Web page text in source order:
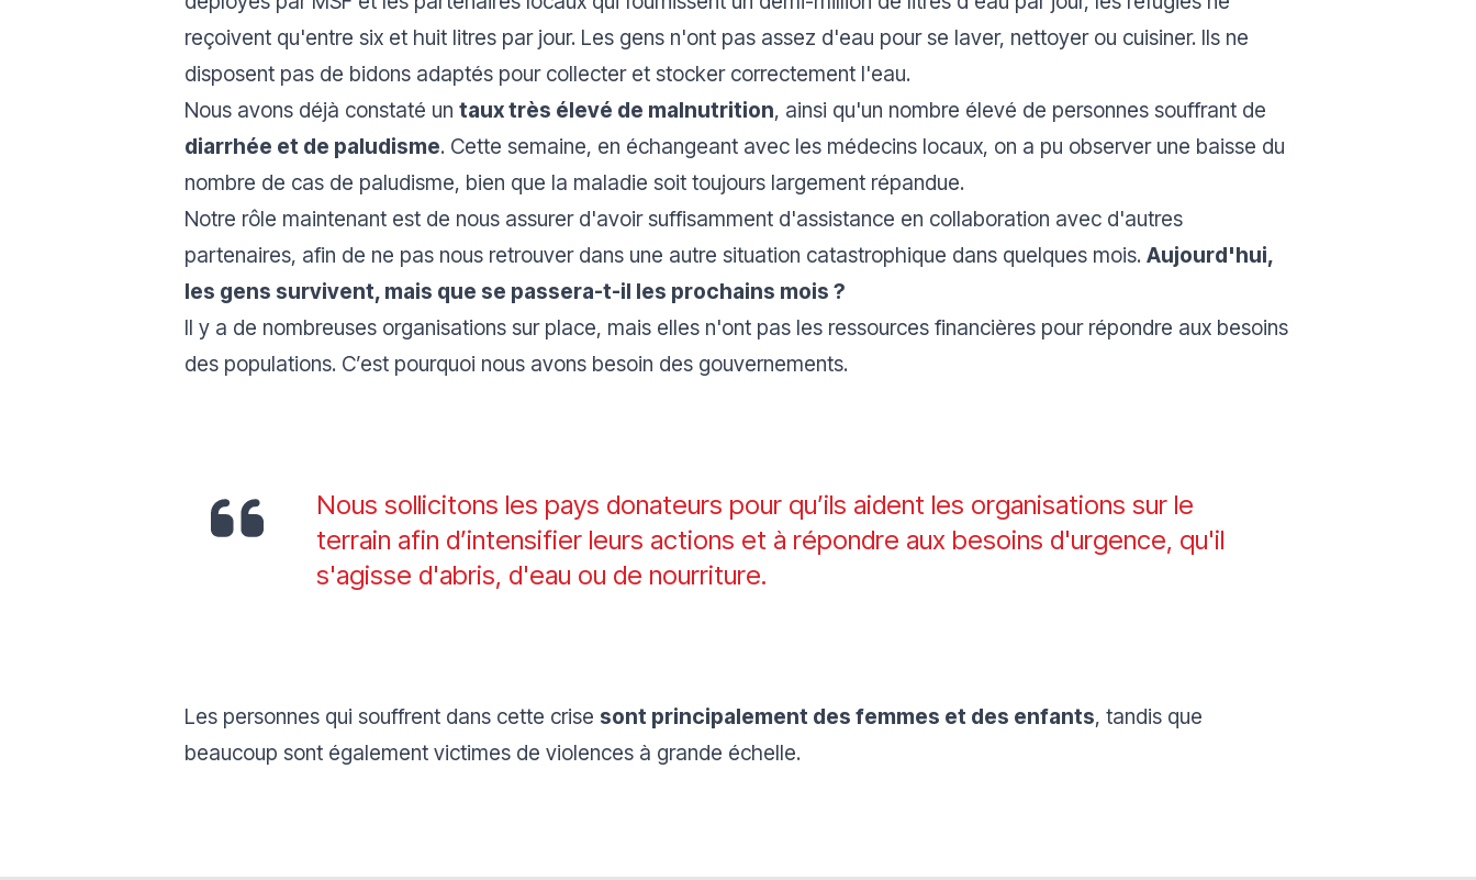
reçoivent qu'entre six et huit litres par jour. Les gens n'ont pas assez d'eau pour se laver, nettoyer ou cuisiner. Ils ne
disposent pas de bidons adaptés pour collecter et stocker correctement l'eau.
Nous avons déjà constaté un taux très élevé de malnutrition, ainsi qu'un nombre élevé de personnes souffrant de
diarrhée et de paludisme. Cette semaine, en échangeant avec les médecins locaux, on a pu observer une baisse du
nombre de cas de paludisme, bien que la maladie soit toujours largement répandue.
Notre rôle maintenant est de nous assurer d'avoir suffisamment d'assistance en collaboration avec d'autres
partenaires, afin de ne pas nous retrouver dans une autre situation catastrophique dans quelques mois. Aujourd'hui,
les gens survivent, mais que se passera-t-il les prochains mois ?
Il y a de nombreuses organisations sur place, mais elles n'ont pas les ressources financières pour répondre aux besoins
des populations. C’est pourquoi nous avons besoin des gouvernements.
Nous sollicitons les pays donateurs pour qu’ils aident les organisations sur le
terrain afin d’intensifier leurs actions et à répondre aux besoins d'urgence, qu'il
s'agisse d'abris, d'eau ou de nourriture.
Les personnes qui souffrent dans cette crise sont principalement des femmes et des enfants, tandis que
beaucoup sont également victimes de violences à grande échelle.